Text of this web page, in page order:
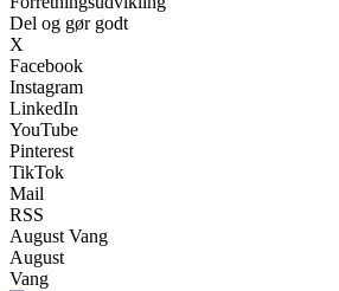
Del og gør godt
X
Facebook
Instagram
LinkedIn
YouTube
Pinterest
TikTok
Mail
RSS
August Vang
August
Vang